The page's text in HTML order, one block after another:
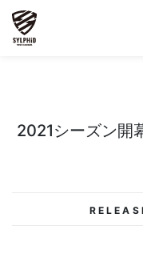
2021シーズン開